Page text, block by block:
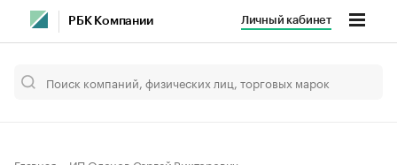
РБК Компании Личный кабинет